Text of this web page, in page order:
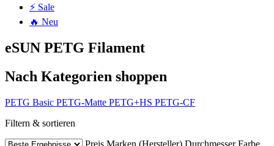
⚡ Sale
🔥 Neu
eSUN PETG Filament
Nach Kategorien shoppen
PETG Basic PETG-Matte PETG+HS PETG-CF
Filtern & sortieren
Preis Marken (Hersteller) Durchmesser Farbe